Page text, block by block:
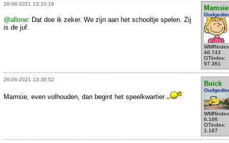
26-06-2021 13:10:19
Mamsie
46.743
OTindex:
97.361
@allone: Dat doe ik zeker. We zijn aan het schooltje spelen. Zij
is de juf.
26-06-2021 13:38:52
Buick
6.166
OTindex:
1.187
Mamsie, even volhouden, dan begint het speelkwartier